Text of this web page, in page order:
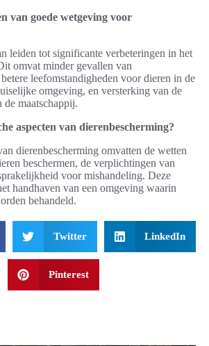
van goede wetgeving voor
leiden tot significante verbeteringen in het
omvat minder gevallen van
leefomstandigheden voor dieren in de
omgeving, en versterking van de
de maatschappij.
aspecten van dierenbescherming?
dierenbescherming omvatten de wetten
beschermen, de verplichtingen van
voor mishandeling. Deze
handhaven van een omgeving waarin
behandeld.
Twitter LinkedIn
Pinterest